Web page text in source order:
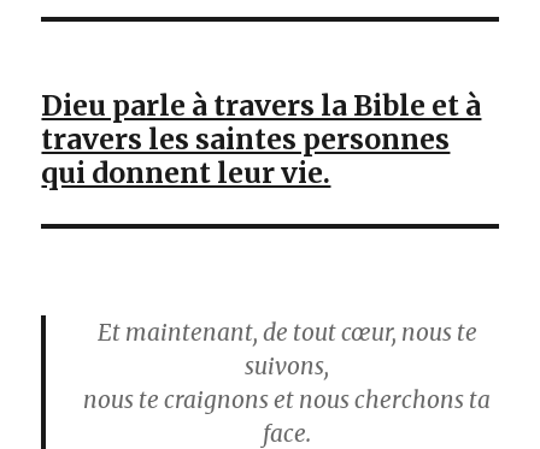
Dieu parle à travers la Bible et à
travers les saintes personnes
qui donnent leur vie.
Et maintenant, de tout cœur, nous te
suivons,
nous te craignons et nous cherchons ta
face.